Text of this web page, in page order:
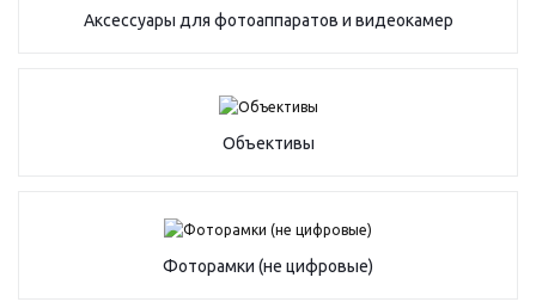
Аксессуары для фотоаппаратов и видеокамер
Объективы
Фоторамки (не цифровые)